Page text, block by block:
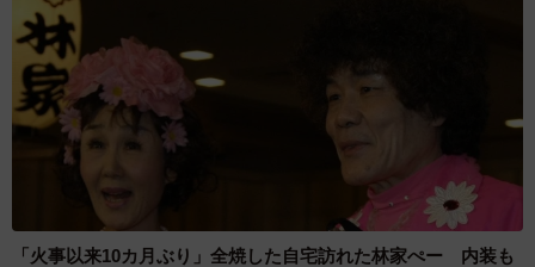
「火事以来10カ月ぶり」全焼した自宅訪れた林家ぺー 内装も